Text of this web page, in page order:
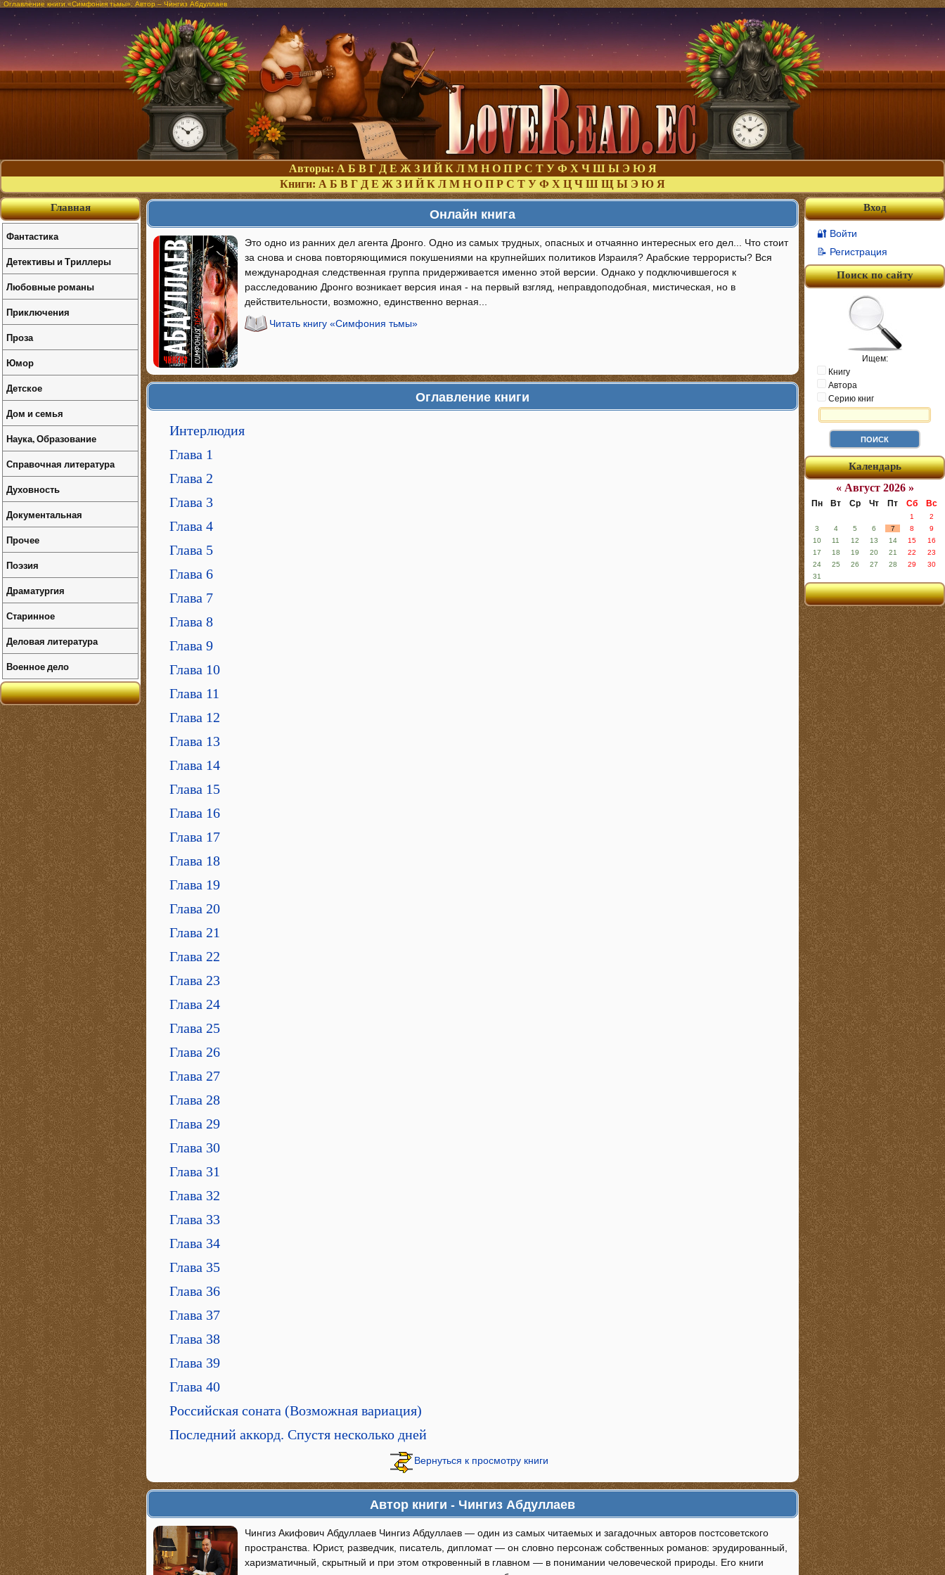
Оглавление книги «Симфония тьмы». Автор – Чингиз Абдуллаев
Авторы: А Б В Г Д Е Ж З И Й К Л М Н О П Р С Т У Ф Х Ч Ш Ы Э Ю Я
Книги: А Б В Г Д Е Ж З И Й К Л М Н О П Р С Т У Ф Х Ц Ч Ш Щ Ы Э Ю Я
Онлайн книга
Это одно из ранних дел агента Дронго. Одно из самых трудных, опасных и отчаянно интересных его дел... Что стоит
за снова и снова повторяющимися покушениями на крупнейших политиков Израиля? Арабские террористы? Вся
международная следственная группа придерживается именно этой версии. Однако у подключившегося к
расследованию Дронго возникает версия иная - на первый взгляд, неправдоподобная, мистическая, но в
действительности, возможно, единственно верная...
Читать книгу «Симфония тьмы»
Оглавление книги
Интерлюдия
Глава 1
Глава 2
Глава 3
Глава 4
Глава 5
Глава 6
Глава 7
Глава 8
Глава 9
Глава 10
Глава 11
Глава 12
Глава 13
Глава 14
Глава 15
Глава 16
Глава 17
Глава 18
Глава 19
Глава 20
Глава 21
Глава 22
Глава 23
Глава 24
Глава 25
Глава 26
Глава 27
Глава 28
Глава 29
Глава 30
Глава 31
Глава 32
Глава 33
Глава 34
Глава 35
Глава 36
Глава 37
Глава 38
Глава 39
Глава 40
Российская соната (Возможная вариация)
Последний аккорд. Спустя несколько дней
Вернуться к просмотру книги
Автор книги - Чингиз Абдуллаев
Чингиз Акифович Абдуллаев Чингиз Абдуллаев — один из самых читаемых и загадочных авторов постсоветского
пространства. Юрист, разведчик, писатель, дипломат — он словно персонаж собственных романов: эрудированный,
харизматичный, скрытный и при этом откровенный в главном — в понимании человеческой природы. Его книги
Вход
🔐 Войти
📝 Регистрация
Поиск по сайту
Ищем:
Книгу
Автора
Серию книг
Календарь
« Август 2026 »
Пн Вт Ср Чт Пт Сб Вс
1
2
3
4 5 6 7 8
9
10
11 12 13 14 15
16
17
18 19 20 21 22
23
24
25 26 27 28 29
30
31
Главная
Фантастика
Детективы и Триллеры
Любовные романы
Приключения
Проза
Юмор
Детское
Дом и семья
Наука, Образование
Справочная литература
Духовность
Документальная
Прочее
Поэзия
Драматургия
Старинное
Деловая литература
Военное дело